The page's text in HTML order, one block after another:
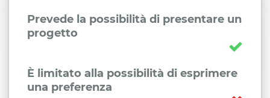
Prevede la possibilità di presentare un
progetto
È limitato alla possibilità di esprimere
una preferenza